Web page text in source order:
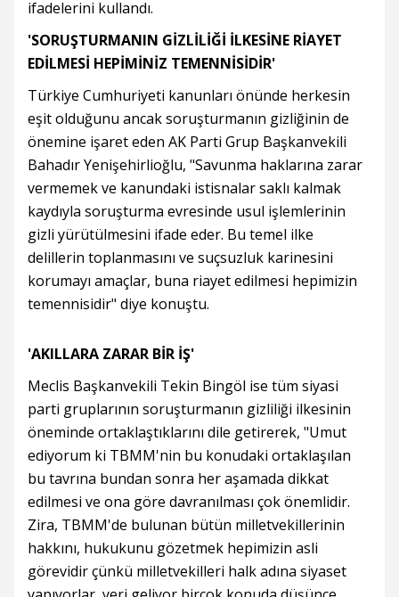
ifadelerini kullandı.
'SORUŞTURMANIN GİZLİLİĞİ İLKESİNE RİAYET
EDİLMESİ HEPİMİNİZ TEMENNİSİDİR'
Türkiye Cumhuriyeti kanunları önünde herkesin
eşit olduğunu ancak soruşturmanın gizliğinin de
önemine işaret eden AK Parti Grup Başkanvekili
Bahadır Yenişehirlioğlu, "Savunma haklarına zarar
vermemek ve kanundaki istisnalar saklı kalmak
kaydıyla soruşturma evresinde usul işlemlerinin
gizli yürütülmesini ifade eder. Bu temel ilke
delillerin toplanmasını ve suçsuzluk karinesini
korumayı amaçlar, buna riayet edilmesi hepimizin
temennisidir" diye konuştu.
'AKILLARA ZARAR BİR İŞ'
Meclis Başkanvekili Tekin Bingöl ise tüm siyasi
parti gruplarının soruşturmanın gizliliği ilkesinin
öneminde ortaklaştıklarını dile getirerek, "Umut
ediyorum ki TBMM'nin bu konudaki ortaklaşılan
bu tavrına bundan sonra her aşamada dikkat
edilmesi ve ona göre davranılması çok önemlidir.
Zira, TBMM'de bulunan bütün milletvekillerinin
hakkını, hukukunu gözetmek hepimizin asli
görevidir çünkü milletvekilleri halk adına siyaset